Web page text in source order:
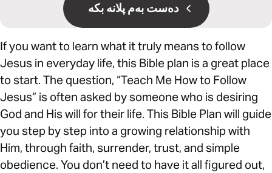
دەست بەم پلانە بکە
If you want to learn what it truly means to follow
Jesus in everyday life, this Bible plan is a great place
to start. The question, “Teach Me How to Follow
Jesus” is often asked by someone who is desiring
God and His will for their life. This Bible Plan will guide
you step by step into a growing relationship with
Him, through faith, surrender, trust, and simple
obedience. You don’t need to have it all figured out,